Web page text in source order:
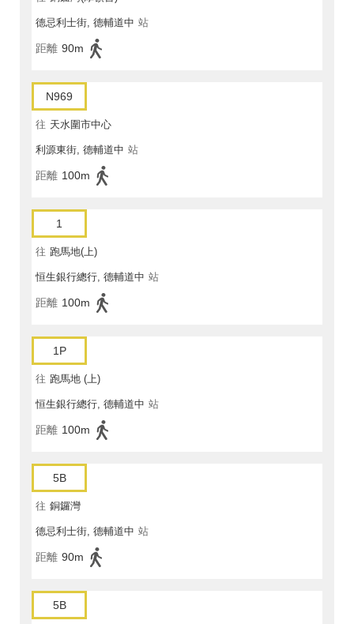
德忌利士街, 德輔道中 站
距離 90m
N969
往 天水圍市中心
利源東街, 德輔道中 站
距離 100m
1
往 跑馬地(上)
恒生銀行總行, 德輔道中 站
距離 100m
1P
往 跑馬地 (上)
恒生銀行總行, 德輔道中 站
距離 100m
5B
往 銅鑼灣
德忌利士街, 德輔道中 站
距離 90m
5B